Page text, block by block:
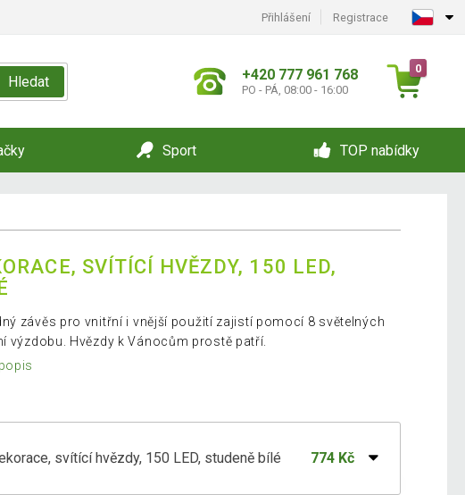
Přihlášení Registrace
Hledat +420 777 961 768
PO - PÁ, 08:00 - 16:00
0
Sport TOP nabídky
SVÍTÍCÍ HVĚZDY, 150 LED,
závěs pro vnitřní i vnější použití zajistí pomocí 8 světelných
výzdobu. Hvězdy k Vánocům prostě patří.
svítící hvězdy, 150 LED, studeně bílé 774 Kč